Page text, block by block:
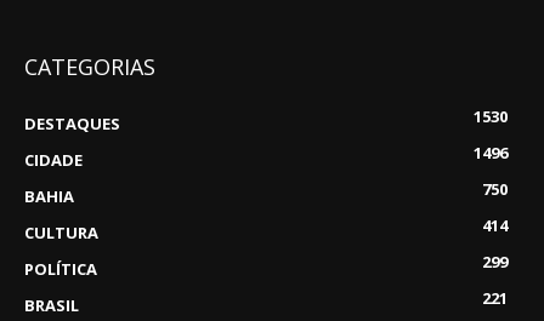
CATEGORIAS
DESTAQUES
1530
CIDADE
1496
BAHIA
750
CULTURA
414
POLÍTICA
299
BRASIL
221